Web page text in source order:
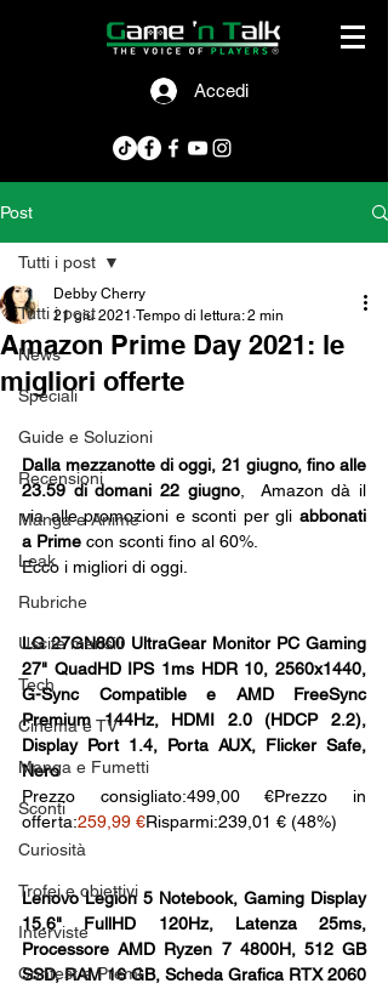
Accedi
Post
Tutti i post
News
Speciali
Guide e Soluzioni
Recensioni
Manga e Anime
Leak
Rubriche
Uscite mensili
Tech
Cinema e TV
Manga e Fumetti
Sconti
Curiosità
Trofei e obiettivi
Interviste
Contest e Premi
Tutti i post
Amazon Prime Day 2021: le
migliori offerte
Debby Cherry
21 giu 2021 Tempo di lettura: 2 min
Dalla mezzanotte di oggi, 21 giugno, fino alle
23.59 di domani 22 giugno,  Amazon dà il
via alle promozioni e sconti per gli abbonati
a Prime con sconti fino al 60%.
Ecco i migliori di oggi.
LG 27GN800 UltraGear Monitor PC Gaming
27" QuadHD IPS 1ms HDR 10, 2560x1440,
G-Sync Compatible e AMD FreeSync
Premium 144Hz, HDMI 2.0 (HDCP 2.2),
Display Port 1.4, Porta AUX, Flicker Safe,
Nero
Prezzo consigliato:499,00 €Prezzo in
offerta:259,99 €Risparmi:239,01 € (48%)
Lenovo Legion 5 Notebook, Gaming Display
15.6" FullHD 120Hz, Latenza 25ms,
Processore AMD Ryzen 7 4800H, 512 GB
SSD, RAM 16 GB, Scheda Grafica RTX 2060